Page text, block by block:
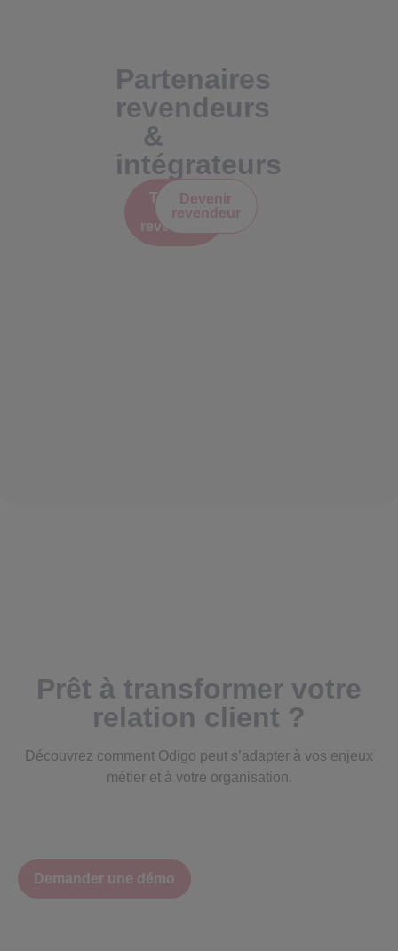
Partenaires
revendeurs
&
intégrateurs
Trouver
un
revendeur
Devenir
revendeur
Prêt à transformer votre
relation client ?
Découvrez comment Odigo peut s’adapter à vos enjeux
métier et à votre organisation.
Demander une démo